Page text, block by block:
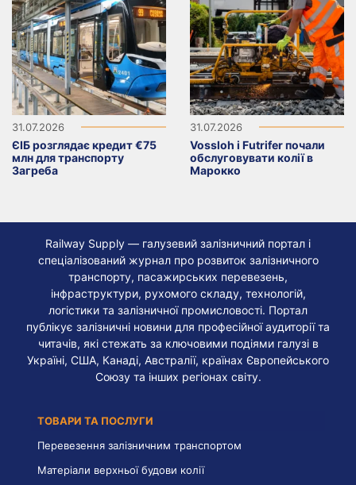
31.07.2026
ЄІБ розглядає кредит €75
млн для транспорту
Загреба
31.07.2026
Vossloh і Futrifer почали
обслуговувати колії в
Марокко
Railway Supply — галузевий залізничний портал і
спеціалізований журнал про розвиток залізничного
транспорту, пасажирських перевезень,
інфраструктури, рухомого складу, технологій,
логістики та залізничної промисловості. Портал
публікує залізничні новини для професійної аудиторії та
читачів, які стежать за ключовими подіями галузі в
Україні, США, Канаді, Австралії, країнах Європейського
Союзу та інших регіонах світу.
ТОВАРИ ТА ПОСЛУГИ
Перевезення залізничним транспортом
Матеріали верхньої будови колії